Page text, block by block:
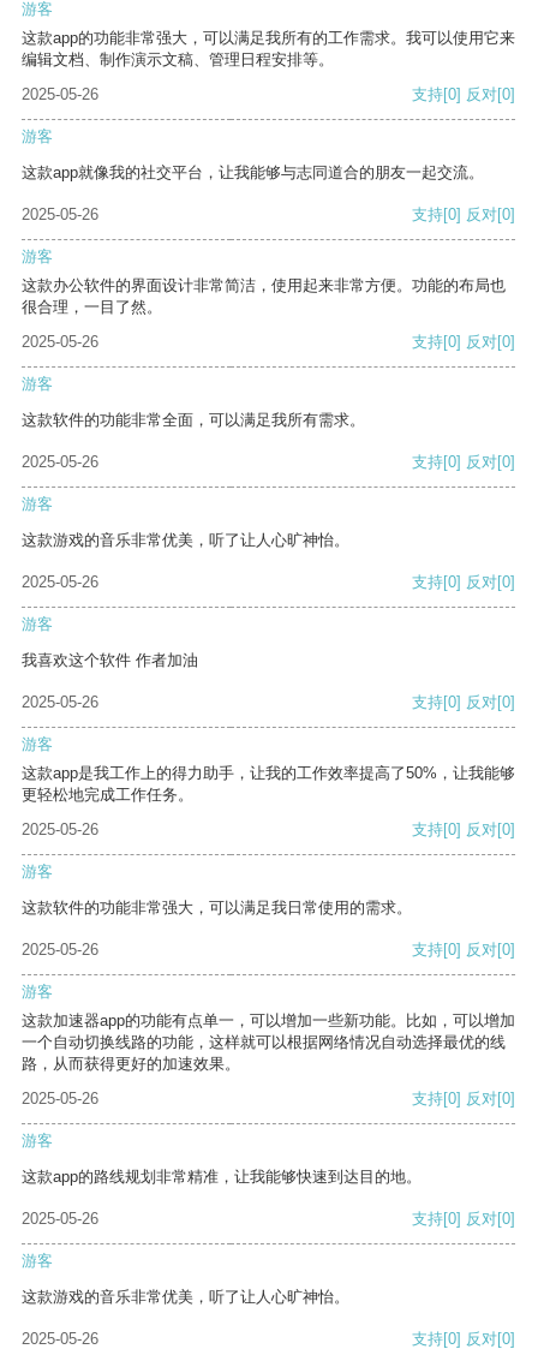
游客
这款app的功能非常强大，可以满足我所有的工作需求。我可以使用它来
编辑文档、制作演示文稿、管理日程安排等。
2025-05-26
支持[0] 反对[0]
游客
这款app就像我的社交平台，让我能够与志同道合的朋友一起交流。
2025-05-26 支持[0] 反对[0]
游客
这款办公软件的界面设计非常简洁，使用起来非常方便。功能的布局也
很合理，一目了然。
2025-05-26
支持[0] 反对[0]
游客
这款软件的功能非常全面，可以满足我所有需求。
2025-05-26 支持[0] 反对[0]
游客
这款游戏的音乐非常优美，听了让人心旷神怡。
2025-05-26 支持[0] 反对[0]
游客
我喜欢这个软件 作者加油
2025-05-26 支持[0] 反对[0]
游客
这款app是我工作上的得力助手，让我的工作效率提高了50%，让我能够
更轻松地完成工作任务。
2025-05-26
支持[0] 反对[0]
游客
这款软件的功能非常强大，可以满足我日常使用的需求。
2025-05-26 支持[0] 反对[0]
游客
这款加速器app的功能有点单一，可以增加一些新功能。比如，可以增加
一个自动切换线路的功能，这样就可以根据网络情况自动选择最优的线
路，从而获得更好的加速效果。
2025-05-26
支持[0] 反对[0]
游客
这款app的路线规划非常精准，让我能够快速到达目的地。
2025-05-26 支持[0] 反对[0]
游客
这款游戏的音乐非常优美，听了让人心旷神怡。
2025-05-26 支持[0] 反对[0]